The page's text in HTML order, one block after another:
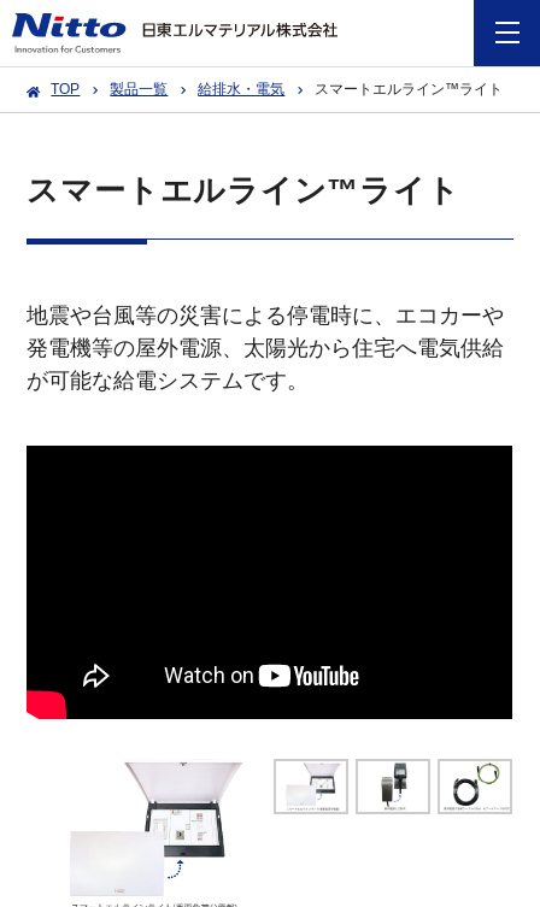
TOP 製品一覧 給排水・電気 スマートエルライン™ライト
スマートエルライン™ライト
地震や台風等の災害による停電時に、エコカーや
発電機等の屋外電源、太陽光から住宅へ電気供給
が可能な給電システムです。